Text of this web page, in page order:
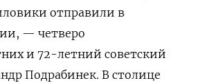
отправили в
— четверо
и 72-летний советский
Подрабинек. В столице